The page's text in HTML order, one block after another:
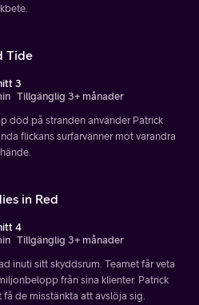
Tide
3
Tillgänglig 3+ månader
död på stranden använder Patrick
flickans surfarvänner mot varandra
in Red
4
Tillgänglig 3+ månader
inuti sitt skyddsrum. Teamet får veta
från sina klienter. Patrick
de misstänkta att avslöja sig.